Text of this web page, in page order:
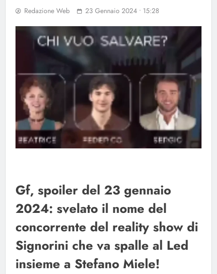
Redazione Web 23 Gennaio 2024 • 15:28
Gf, spoiler del 23 gennaio
2024: svelato il nome del
concorrente del reality show di
Signorini che va spalle al Led
insieme a Stefano Miele!